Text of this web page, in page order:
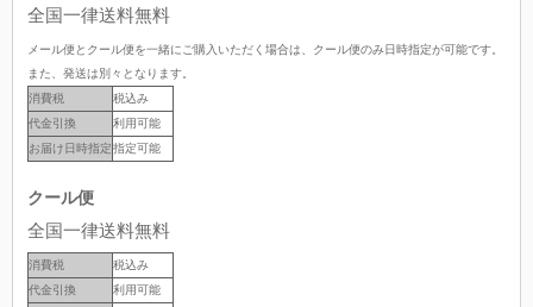
全国一律送料無料
メール便とクール便を一緒にご購入いただく場合は、クール便のみ日時指定が可能です。
また、発送は別々となります。
消費税
税込み
代金引換
利用可能
お届け日時指定指定可能
クール便
全国一律送料無料
消費税
税込み
代金引換
利用可能